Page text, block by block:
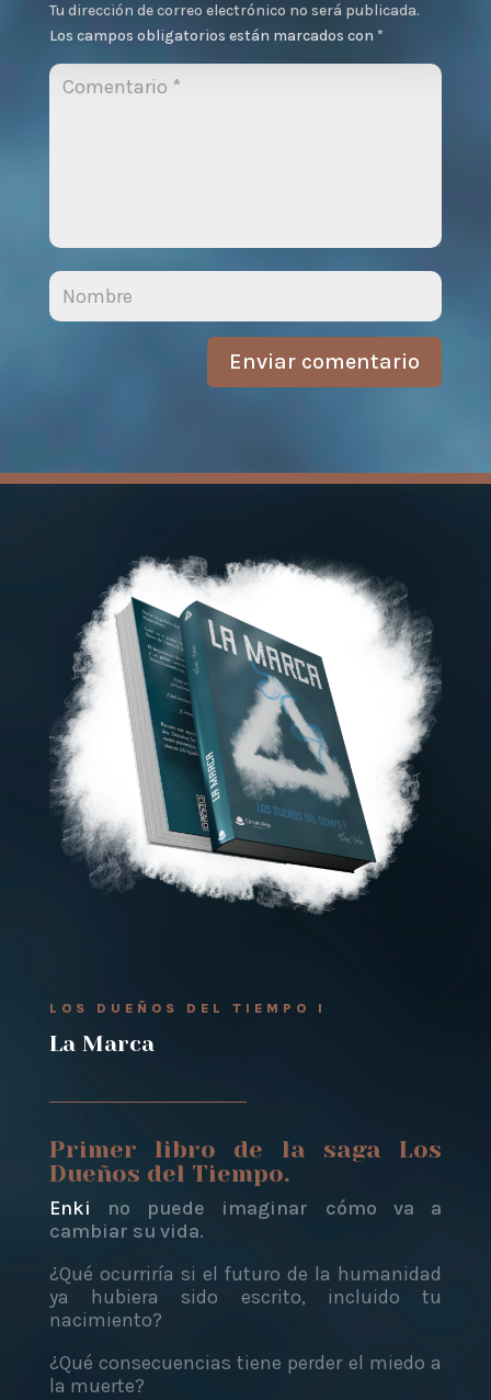
Tu dirección de correo electrónico no será publicada.
Los campos obligatorios están marcados con *
Enviar comentario
LOS DUEÑOS DEL TIEMPO I
La Marca
Primer libro de la saga Los
Dueños del Tiempo.
Enki no puede imaginar cómo va a
cambiar su vida.
¿Qué ocurriría si el futuro de la humanidad
ya hubiera sido escrito, incluido tu
nacimiento?
¿Qué consecuencias tiene perder el miedo a
la muerte?